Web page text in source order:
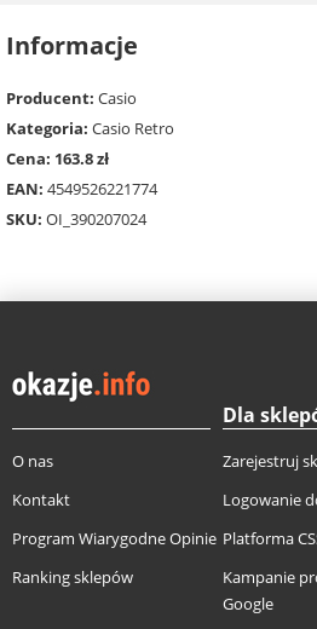
Informacje
Producent: Casio
Kategoria: Casio Retro
Cena: 163.8 zł
EAN: 4549526221774
SKU: OI_390207024
O nas
Kontakt
Program Wiarygodne Opinie
Ranking sklepów
Dla
Zarejestruj
Logowanie
Platforma
Kampanie
Google